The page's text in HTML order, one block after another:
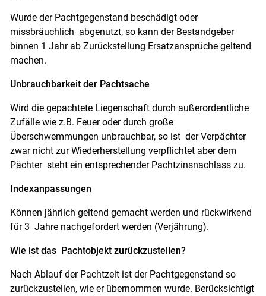
Wurde der Pachtgegenstand beschädigt oder
missbräuchlich abgenutzt, so kann der Bestandgeber
binnen 1 Jahr ab Zurückstellung Ersatzansprüche geltend
machen.
Unbrauchbarkeit der Pachtsache
Wird die gepachtete Liegenschaft durch außerordentliche
Zufälle wie z.B. Feuer oder durch große
Überschwemmungen unbrauchbar, so ist der Verpächter
zwar nicht zur Wiederherstellung verpflichtet aber dem
Pächter steht ein entsprechender Pachtzinsnachlass zu.
Indexanpassungen
Können jährlich geltend gemacht werden und rückwirkend
für 3 Jahre nachgefordert werden (Verjährung).
Wie ist das Pachtobjekt zurückzustellen?
Nach Ablauf der Pachtzeit ist der Pachtgegenstand so
zurückzustellen, wie er übernommen wurde. Berücksichtigt